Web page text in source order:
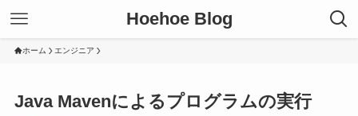
Hoehoe Blog
ホーム エンジニア
Java Mavenによるプログラムの実行